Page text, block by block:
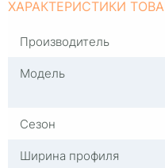
ХАРАКТЕРИСТИКИ
Производитель
Модель
Сезон
Ширина профиля